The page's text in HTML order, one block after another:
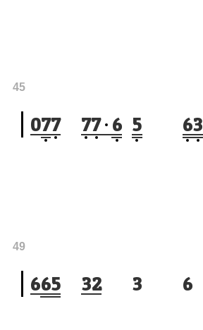
077 77 6 5 63
45
665 32 3 6
49